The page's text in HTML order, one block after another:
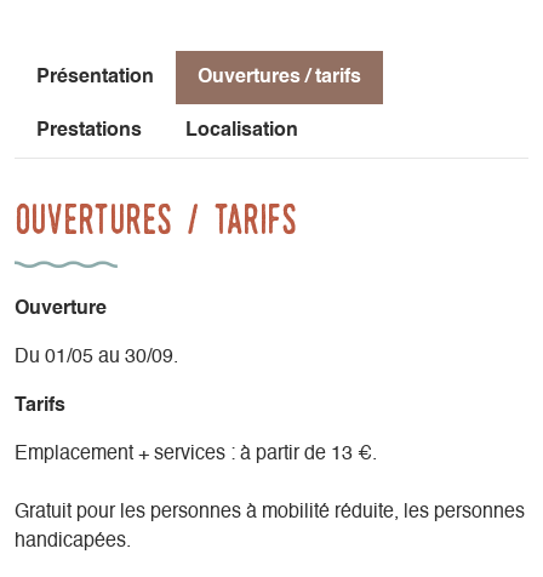
Présentation Ouvertures / tarifs
Prestations Localisation
Ouvertures / tarifs
Ouverture
Du 01/05 au 30/09.
Tarifs
Emplacement + services : à partir de 13 €.
Gratuit pour les personnes à mobilité réduite, les personnes
handicapées.